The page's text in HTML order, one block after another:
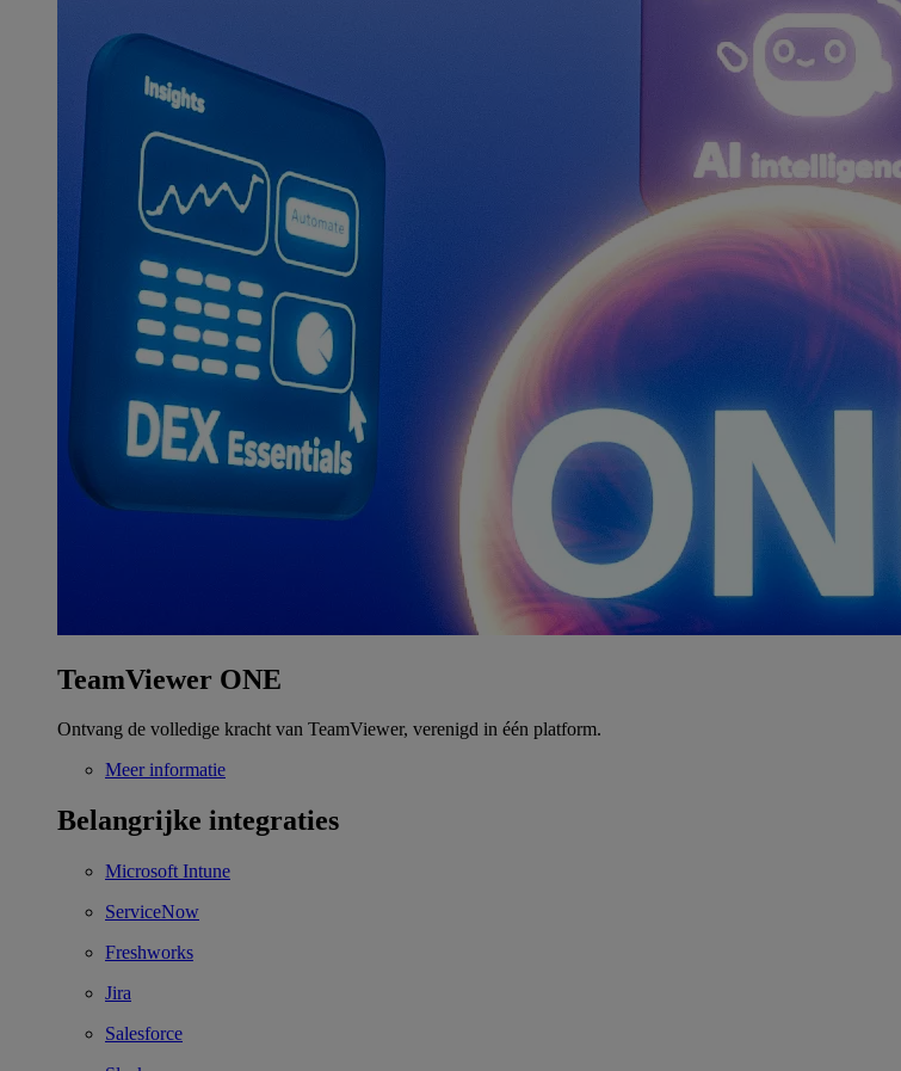
TeamViewer ONE
Ontvang de volledige kracht van TeamViewer, verenigd in één platform.
Meer informatie
Belangrijke integraties
Microsoft Intune
ServiceNow
Freshworks
Jira
Salesforce